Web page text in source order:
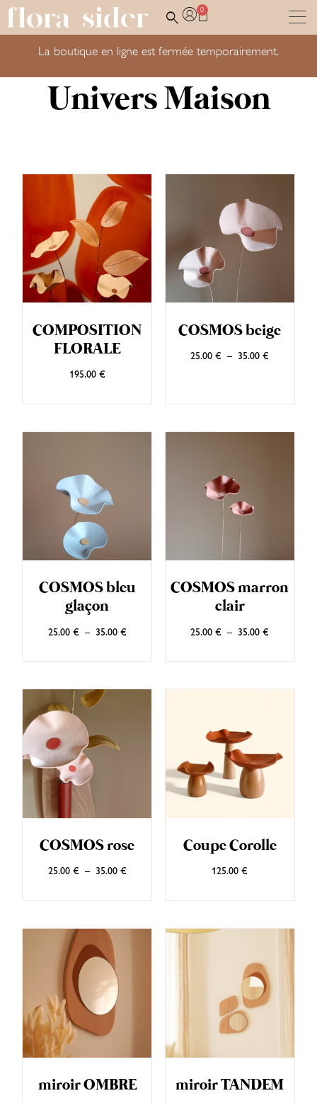
0
La boutique en ligne est fermée temporairement.
Univers Maison
COMPOSITION
FLORALE
195.00 €
COSMOS beige
25.00€ – 35.00€
COSMOS bleu
glaçon
25.00 € – 35.00 €
COSMOS marron
clair
25.00€ – 35.00€
COSMOS rose
25.00 € – 35.00 €
Coupe Corolle
125.00€
miroir OMBRE miroir TANDEM